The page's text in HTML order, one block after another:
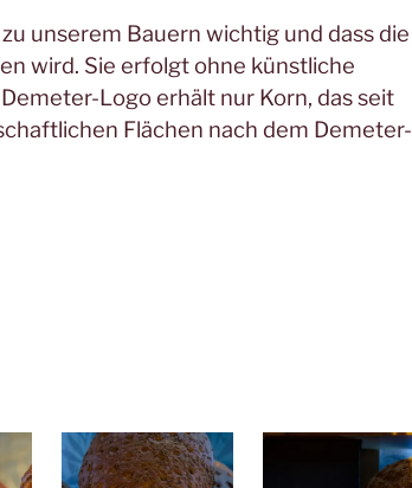
unserem Bauern wichtig und dass die
wird. Sie erfolgt ohne künstliche
Logo erhält nur Korn, das seit
Flächen nach dem Demeter-